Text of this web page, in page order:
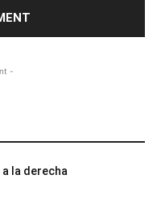
-
la derecha